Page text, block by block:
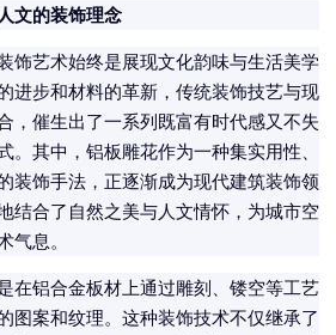
文的装饰理念
饰艺术始终是展现文化韵味与生活美学
进步和材料的革新，传统装饰技艺与现
，催生出了一系列既富有时代感又不失
。其中，铝板雕花作为一种集实用性、
装饰手法，正逐渐成为现代建筑装饰领
结合了自然之美与人文情怀，为城市空
气息。
在铝合金板材上通过雕刻、镂空等工艺
图案和纹理。这种装饰技术不仅继承了